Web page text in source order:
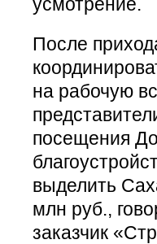
После
на рабочую
посещения
выделить
млн руб.,
заказчик